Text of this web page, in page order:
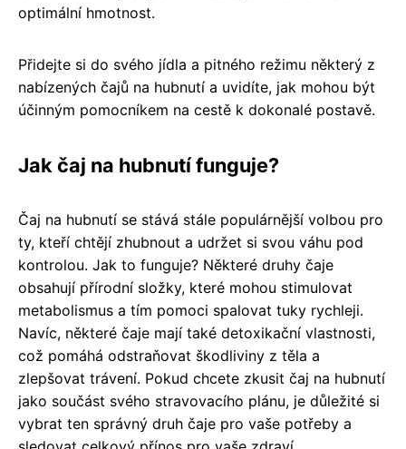
optimální hmotnost.
Přidejte si do svého jídla a pitného režimu některý z
nabízených čajů na hubnutí a uvidíte, jak mohou být
účinným pomocníkem na cestě k dokonalé postavě.
Jak čaj na hubnutí funguje?
Čaj na hubnutí se stává stále populárnější volbou pro
ty, kteří chtějí zhubnout a udržet si svou váhu pod
kontrolou. Jak to funguje? Některé druhy čaje
obsahují přírodní složky, které mohou stimulovat
metabolismus a tím pomoci spalovat tuky rychleji.
Navíc, některé čaje mají také detoxikační vlastnosti,
což pomáhá odstraňovat škodliviny z těla a
zlepšovat trávení. Pokud chcete zkusit čaj na hubnutí
jako součást svého stravovacího plánu, je důležité si
vybrat ten správný druh čaje pro vaše potřeby a